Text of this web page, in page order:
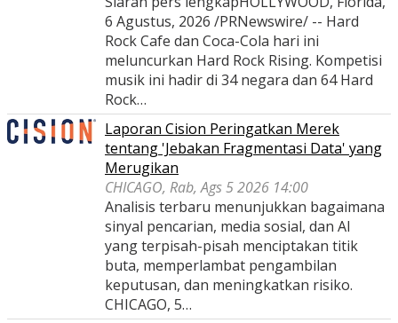
6 Agustus, 2026 /PRNewswire/ -- Hard
Rock Cafe dan Coca-Cola hari ini
meluncurkan Hard Rock Rising. Kompetisi
musik ini hadir di 34 negara dan 64 Hard
Rock…
Laporan Cision Peringatkan Merek
tentang 'Jebakan Fragmentasi Data' yang
Merugikan
CHICAGO, Rab, Ags 5 2026 14:00
Analisis terbaru menunjukkan bagaimana
sinyal pencarian, media sosial, dan AI
yang terpisah-pisah menciptakan titik
buta, memperlambat pengambilan
keputusan, dan meningkatkan risiko.
CHICAGO, 5…